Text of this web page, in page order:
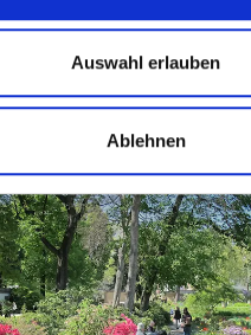
Auswahl erlauben
Ablehnen
Maps ansehen
ansehen